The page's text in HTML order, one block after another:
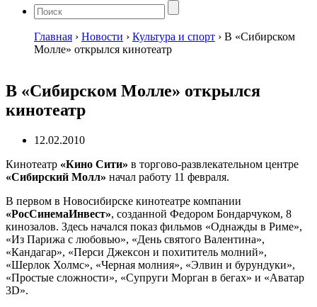
Главная › Новости › Культура и спорт › В «Сибирском
Молле» открылся кинотеатр
В «Сибирском Молле» открылся
кинотеатр
12.02.2010
Кинотеатр «Кино Сити» в торгово-развлекательном центре
«Сибирский Молл» начал работу 11 февраля.
В первом в Новосибирске кинотеатре компании
«РосСинемаИнвест», созданной Федором Бондарчуком, 8
кинозалов. Здесь начался показ фильмов «Однажды в Риме»,
«Из Парижа с любовью», «День святого Валентина»,
«Кандагар», «Перси Джексон и похититель молний»,
«Шерлок Холмс», «Черная молния», «Элвин и бурундуки»,
«Простые сложности», «Супруги Морган в бегах» и «Аватар
3D».